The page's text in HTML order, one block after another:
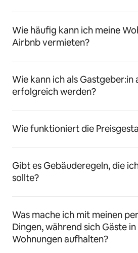
Wie häufig kann ich meine
Airbnb vermieten?
Wie kann ich als Gastgeber:in
erfolgreich werden?
Wie funktioniert die
Gibt es Gebäuderegeln, die
sollte?
Was mache ich mit meinen
Dingen, während sich Gäste
Wohnungen aufhalten?